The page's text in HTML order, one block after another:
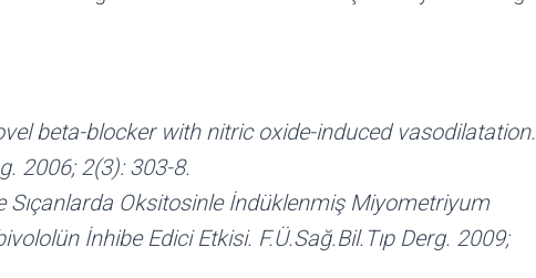
beta-blocker with nitric oxide-induced vasodilatation.
2006; 2(3): 303-8.
Sıçanlarda Oksitosinle İndüklenmiş Miyometriyum
İnhibe Edici Etkisi. F.Ü.Sağ.Bil.Tıp Derg. 2009;